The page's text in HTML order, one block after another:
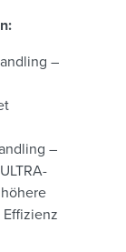
–
–